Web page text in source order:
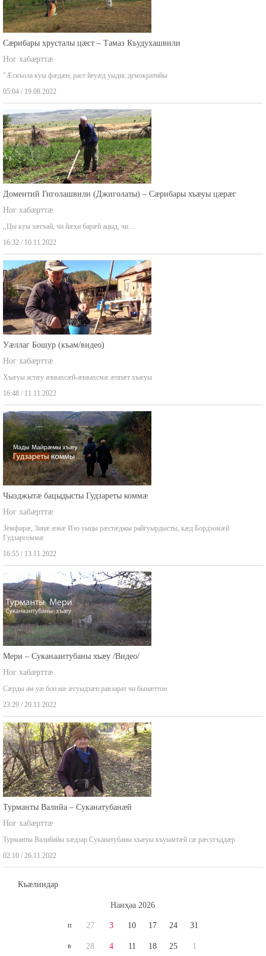
Сæрибары хрусталы цæст – Тамаз Къудухашвили
Ног хабæрттæ
"Æскъола куы фæдæн, раст йеуæд уыдис демократийы
05:04 / 19.08.2022
Доментий Гиголашвили (Джиголаты) – Сæрибары хъæуы цæрæг
Ног хабæрттæ
,,Цы куы зæгъай, чи йæхи барæй ацыд, чи…
16:32 / 10.11.2022
Уæллаг Бошур (къам/видео)
Ног хабæрттæ
Хъæуы астæу æввахсæй-æввахсмæ æппæт хъæуы
16:48 / 11.11.2022
Чызджытæ бацыдысты Гудзареты коммæ
Ног хабæрттæ
Земфирæ, Зинæ æмæ Изо уыцы рæстæджы райгуырдысты, кæд Бордзомæй
Гудзаргоммæ
16:55 / 13.11.2022
Мери – Суканаантубаны хъæу /Видео/
Ног хабæрттæ
Сæрды ам уæ бон нæ æсуыдзæн равзарат чи бынæттон
23:29 / 20.11.2022
Турманты Валийа – Суканатубанæй
Ног хабæрттæ
Турманты Валийайы хæдзар Суканатубаны хъæуы къуымтæй сæ рæсугъддæр
02:10 / 26.11.2022
Къæлиндар
Нaнҳәa 2026
п
в
27
28
3
4
10
11
17
18
24
25
31
1